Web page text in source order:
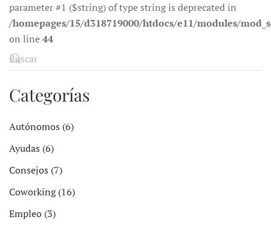
parameter #1 ($string) of type string is deprecated in
/homepages/15/d318719000/htdocs/e11/modules/
on line44
Categorías
Autónomos (6)
Ayudas (6)
Consejos (7)
Coworking (16)
Empleo (3)